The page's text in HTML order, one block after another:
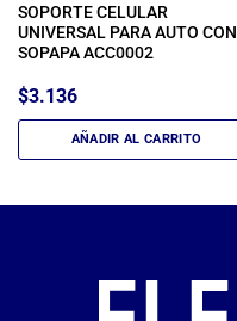
SOPORTE CELULAR
UNIVERSAL PARA AUTO CON
SOPAPA ACC0002
$3.136
AÑADIR AL CARRITO